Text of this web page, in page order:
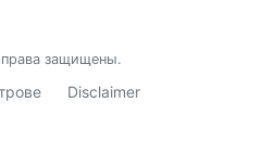
защищены.
Disclaimer